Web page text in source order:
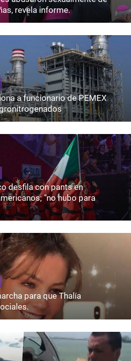
revela informe.
a funcionario de PEMEX
desfila con pants en
"no hubo para
para que Thalía